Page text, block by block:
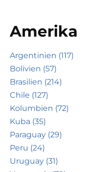
Amerika
Argentinien (117)
Bolivien (57)
Brasilien (214)
Chile (127)
Kolumbien (72)
Kuba (35)
Paraguay (29)
Peru (24)
Uruguay (31)